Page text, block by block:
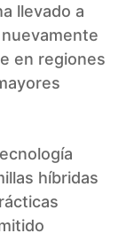
llevado a
en regiones
híbridas